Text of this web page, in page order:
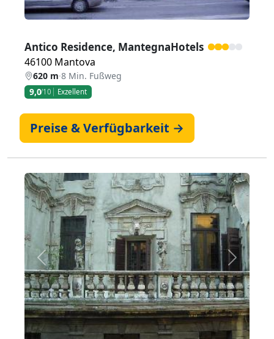
Antico Residence, MantegnaHotels
46100 Mantova
620 m·8 Min. Fußweg
9,0/10 Exzellent
Preise & Verfügbarkeit →
Zurück Weiter